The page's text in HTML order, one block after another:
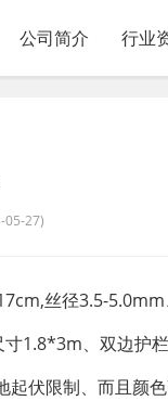
公司简介 行业
05-27)
丝径3.5-
1.8*3m、双边护
伏限制、而且颜